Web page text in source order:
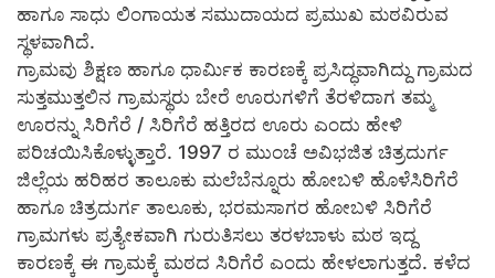
ಹಾಗೂ ಸಾಧು ಲಿಂಗಾಯತ ಸಮುದಾಯದ ಪ್ರಮುಖ ಮಠವಿರುವ
ಸ್ಥಳವಾಗಿದೆ.
ಗ್ರಾಮವು ಶಿಕ್ಷಣ ಹಾಗೂ ಧಾರ್ಮಿಕ ಕಾರಣಕ್ಕೆ ಪ್ರಸಿದ್ಧವಾಗಿದ್ದು ಗ್ರಾಮದ
ಸುತ್ತಮುತ್ತಲಿನ ಗ್ರಾಮಸ್ಥರು ಬೇರೆ ಊರುಗಳಿಗೆ ತೆರಳಿದಾಗ ತಮ್ಮ
ಊರನ್ನು ಸಿರಿಗೆರೆ / ಸಿರಿಗೆರೆ ಹತ್ತಿರದ ಊರು ಎಂದು ಹೇಳಿ
ಪರಿಚಯಿಸಿಕೊಳ್ಳುತ್ತಾರೆ. 1997 ರ ಮುಂಚೆ ಅವಿಭಜಿತ ಚಿತ್ರದುರ್ಗ
ಜಿಲ್ಲೆಯ ಹರಿಹರ ತಾಲೂಕು ಮಲೆಬೆನ್ನೂರು ಹೋಬಳಿ ಹೊಳೆಸಿರಿಗೆರೆ
ಹಾಗೂ ಚಿತ್ರದುರ್ಗ ತಾಲೂಕು, ಭರಮಸಾಗರ ಹೋಬಳಿ ಸಿರಿಗೆರೆ
ಗ್ರಾಮಗಳು ಪ್ರತ್ಯೇಕವಾಗಿ ಗುರುತಿಸಲು ತರಳಬಾಳು ಮಠ ಇದ್ದ
ಕಾರಣಕ್ಕೆ ಈ ಗ್ರಾಮಕ್ಕೆ ಮಠದ ಸಿರಿಗೆರೆ ಎಂದು ಹೇಳಲಾಗುತ್ತದೆ. ಕಳೆದ